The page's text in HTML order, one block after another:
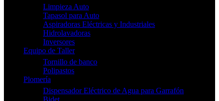
Limpieza Auto
Tapasol para Auto
Aspiradoras Eléctricas y Industriales
Hidrolavadoras
Inversores
Equipo de Taller
Tornillo de banco
Polipastos
Plomería
Dispensador Eléctrico de Agua para Garrafón
Bidet